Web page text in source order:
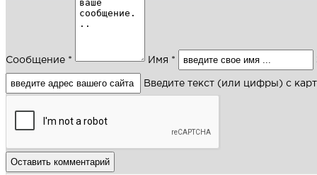
Сообщение * Имя *
Введите текст (или цифры) с